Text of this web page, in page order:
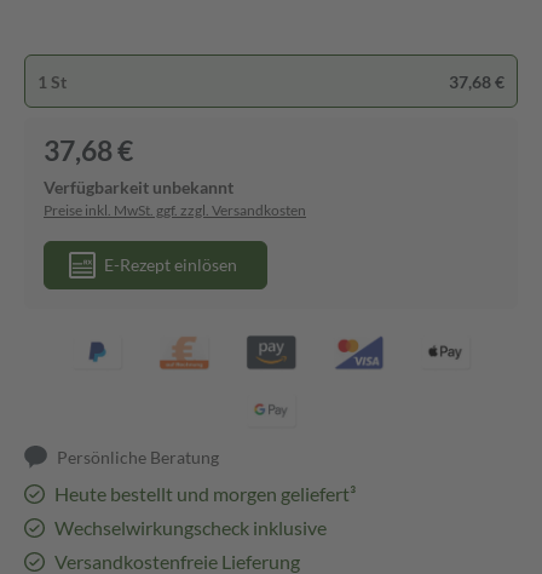
1 St 37,68 €
37,68 €
Verfügbarkeit unbekannt
Preise inkl. MwSt. ggf. zzgl. Versandkosten
E-Rezept einlösen
Persönliche Beratung
Heute bestellt und morgen geliefert³
Wechselwirkungscheck inklusive
Versandkostenfreie Lieferung